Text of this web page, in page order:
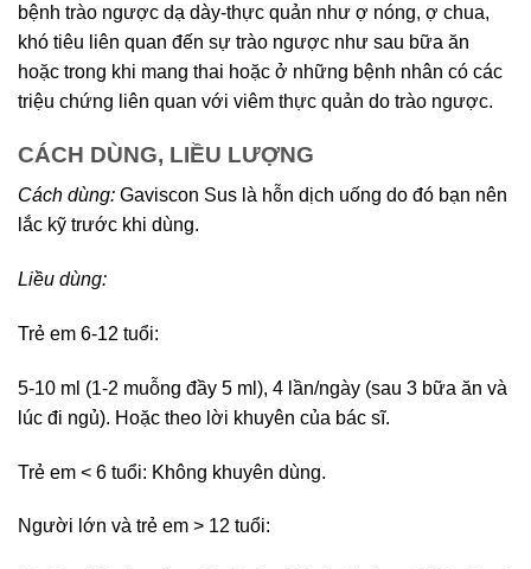
bệnh trào ngược dạ dày-thực quản như ợ nóng, ợ chua,
khó tiêu liên quan đến sự trào ngược như sau bữa ăn
hoặc trong khi mang thai hoặc ở những bệnh nhân có các
triệu chứng liên quan với viêm thực quản do trào ngược.
CÁCH DÙNG, LIỀU LƯỢNG
Cách dùng: Gaviscon Sus là hỗn dịch uống do đó bạn nên
lắc kỹ trước khi dùng.
Liều dùng:
Trẻ em 6-12 tuổi:
5-10 ml (1-2 muỗng đầy 5 ml), 4 lần/ngày (sau 3 bữa ăn và
lúc đi ngủ). Hoặc theo lời khuyên của bác sĩ.
Trẻ em < 6 tuổi: Không khuyên dùng.
Người lớn và trẻ em > 12 tuổi: